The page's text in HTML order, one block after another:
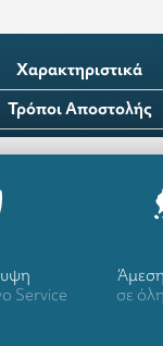
Χαρακτηριστικά
Τρόποι Αποστολής
Service
σε